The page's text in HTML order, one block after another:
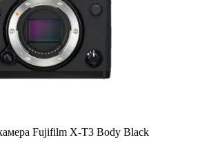
Fujifilm X-T3 Body Black